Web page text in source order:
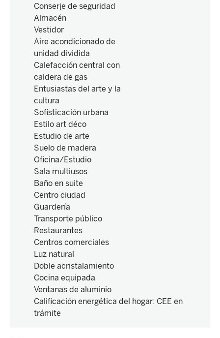
Conserje de seguridad
Almacén
Vestidor
Aire acondicionado de
unidad dividida
Calefacción central con
caldera de gas
Entusiastas del arte y la
cultura
Sofisticación urbana
Estilo art déco
Estudio de arte
Suelo de madera
Oficina/Estudio
Sala multiusos
Baño en suite
Centro ciudad
Guardería
Transporte público
Restaurantes
Centros comerciales
Luz natural
Doble acristalamiento
Cocina equipada
Ventanas de aluminio
Calificación energética del hogar: CEE en
trámite